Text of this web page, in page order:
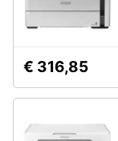
Promozioni
Servizi
clienti
€ 316,85